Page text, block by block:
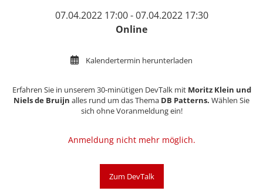
07.04.2022 17:00 - 07.04.2022 17:30
Online
Kalendertermin herunterladen
Erfahren Sie in unserem 30-minütigen DevTalk mit Moritz Klein und
Niels de Bruijn alles rund um das Thema DB Patterns​​​​​​​. Wählen Sie
sich ohne Voranmeldung ein!
Anmeldung nicht mehr möglich.
Zum DevTalk